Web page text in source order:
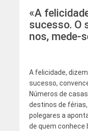
«A
sucesso. O
nos, mede-
A felicidade,
sucesso,
Números de
destinos de
polegares a
de quem conhece